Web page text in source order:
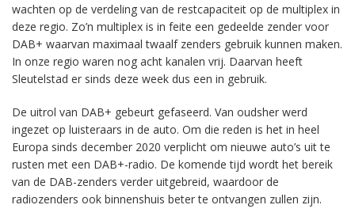
wachten op de verdeling van de restcapaciteit op de multiplex in
deze regio. Zo’n multiplex is in feite een gedeelde zender voor
DAB+ waarvan maximaal twaalf zenders gebruik kunnen maken.
In onze regio waren nog acht kanalen vrij. Daarvan heeft
Sleutelstad er sinds deze week dus een in gebruik.
De uitrol van DAB+ gebeurt gefaseerd. Van oudsher werd
ingezet op luisteraars in de auto. Om die reden is het in heel
Europa sinds december 2020 verplicht om nieuwe auto’s uit te
rusten met een DAB+-radio. De komende tijd wordt het bereik
van de DAB-zenders verder uitgebreid, waardoor de
radiozenders ook binnenshuis beter te ontvangen zullen zijn.